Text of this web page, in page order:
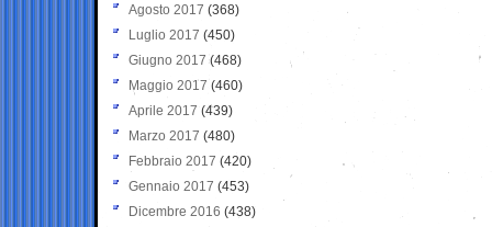
Agosto 2017 (368)
Luglio 2017 (450)
Giugno 2017 (468)
Maggio 2017 (460)
Aprile 2017 (439)
Marzo 2017 (480)
Febbraio 2017 (420)
Gennaio 2017 (453)
Dicembre 2016 (438)